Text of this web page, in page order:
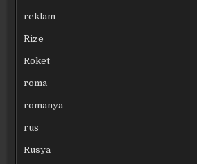
reklam
Rize
Roket
roma
romanya
rus
Rusya